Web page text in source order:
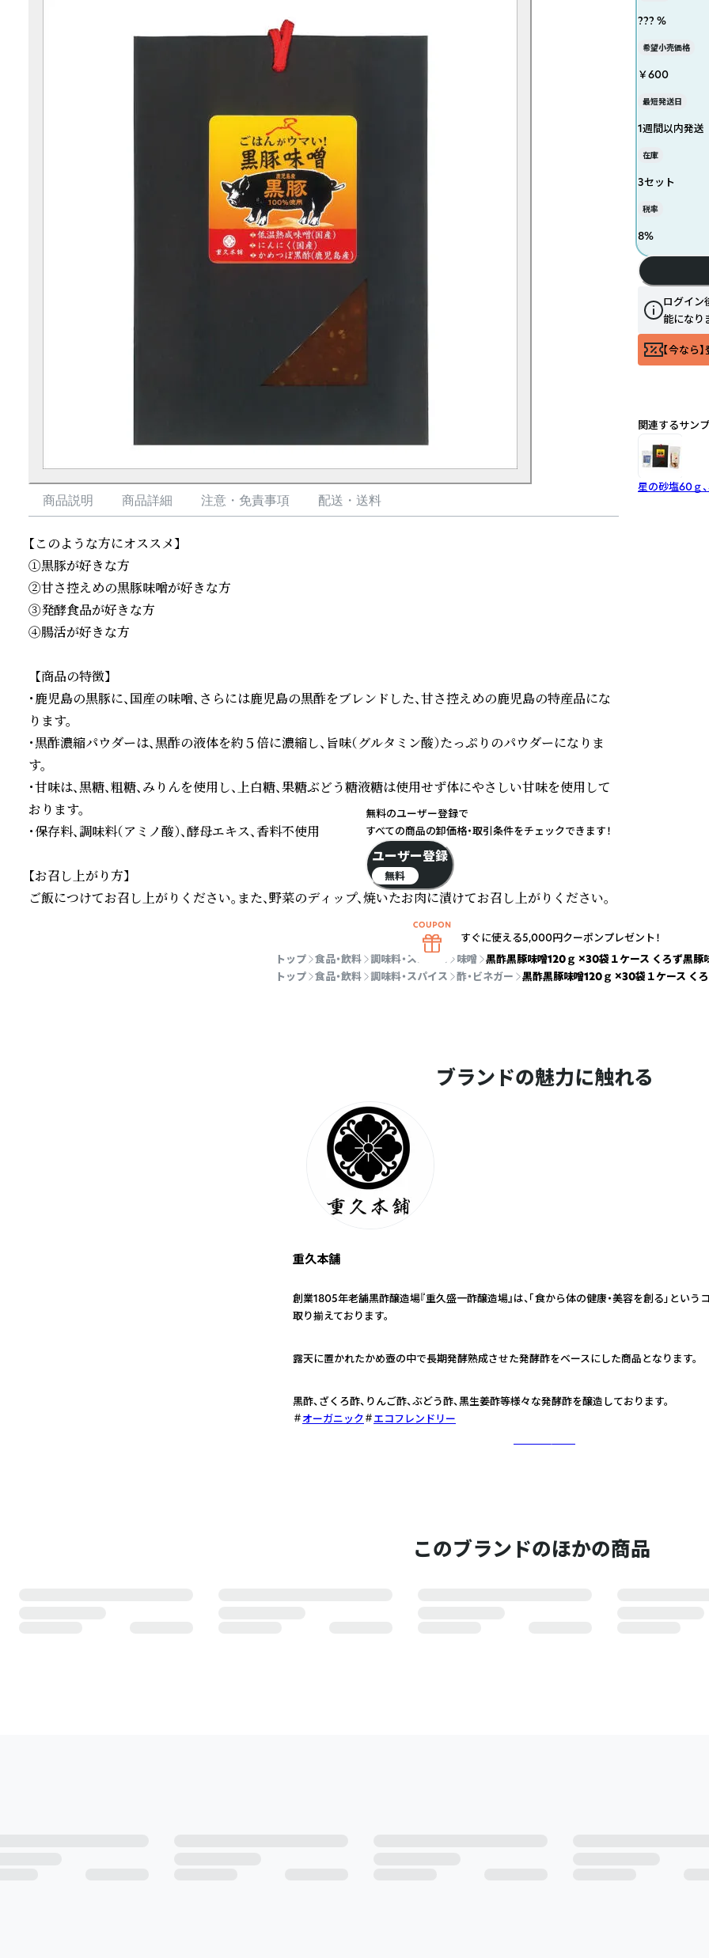
商品説明 商品詳細 注意・免責事項 配送・送料
【このような方にオススメ】
①黒豚が好きな方
②甘さ控えめの黒豚味噌が好きな方
③発酵食品が好きな方
④腸活が好きな方
  【商品の特徴】
・鹿児島の黒豚に、国産の味噌、さらには鹿児島の黒酢をブレンドした、甘さ控えめの鹿児島の特産品にな
ります。
・黒酢濃縮パウダーは、黒酢の液体を約５倍に濃縮し、旨味（グルタミン酸）たっぷりのパウダーになりま
す。
・甘味は、黒糖、粗糖、みりんを使用し、上白糖、果糖ぶどう糖液糖は使用せず体にやさしい甘味を使用して
おります。
・保存料、調味料（アミノ酸）、酵母エキス、香料不使用
【お召し上がり方】
ご飯につけてお召し上がりください。また、野菜のディップ、焼いたお肉に漬けてお召し上がりください。
??? %
希望小売価格
￥600
最短発送日
1週間以内発送
在庫
3セット
税率
8%
ログイン
能になり
【今なら
関連するサン
星の砂塩60ｇ
トップ 食品・飲料 調味料・スパイス 味噌
黒酢黒豚味噌120ｇ ×30袋１ケース くろず黒豚
トップ
食品・飲料 調味料・スパイス 酢・ビネガー 黒酢黒豚味噌120ｇ ×30袋１ケース く
ブランドの魅力に触れる
重久本舗
創業1805年老舗黒酢醸造場『重久盛一酢醸造場』は、「食から体の健康・美容を創る」という
取り揃えております。
露天に置かれたかめ壺の中で長期発酵熟成させた発酵酢をベースにした商品となります。
黒酢、ざくろ酢、りんご酢、ぶどう酢、黒生姜酢等様々な発酵酢を醸造しております。
オーガニック
エコフレンドリー
このブランドのほかの商品
無料のユーザー登録で
すべての商品の卸価格・取引条件をチェックできます！
ユーザー登録
無料
すぐに使える5,000円クーポンプレゼント！